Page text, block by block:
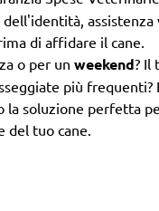
assistenza
di affidare il cane.
o per un weekend? Il
più frequenti?
la soluzione perfetta
del tuo cane.